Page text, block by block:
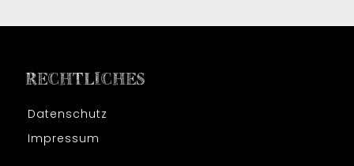
RECHTLICHES
Datenschutz
Impressum